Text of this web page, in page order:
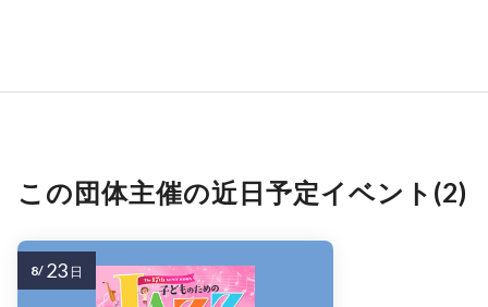
この団体主催の近日予定イベント(2)
8/ 23 日